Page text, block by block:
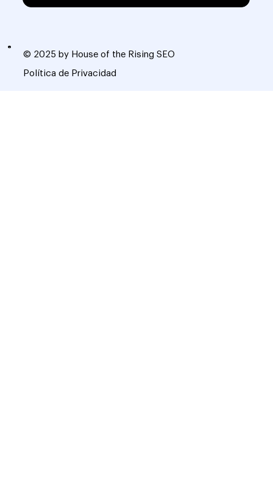
© 2025 by House of the Rising SEO
Política de Privacidad